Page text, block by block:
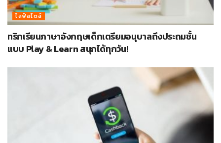
ไลฟ์สไตล์
ทริกเรียนภาษาอังกฤษเด็กเตรียมอนุบาลถึงประถมชั้น
แบบ Play & Learn สนุกได้ทุกวัน!